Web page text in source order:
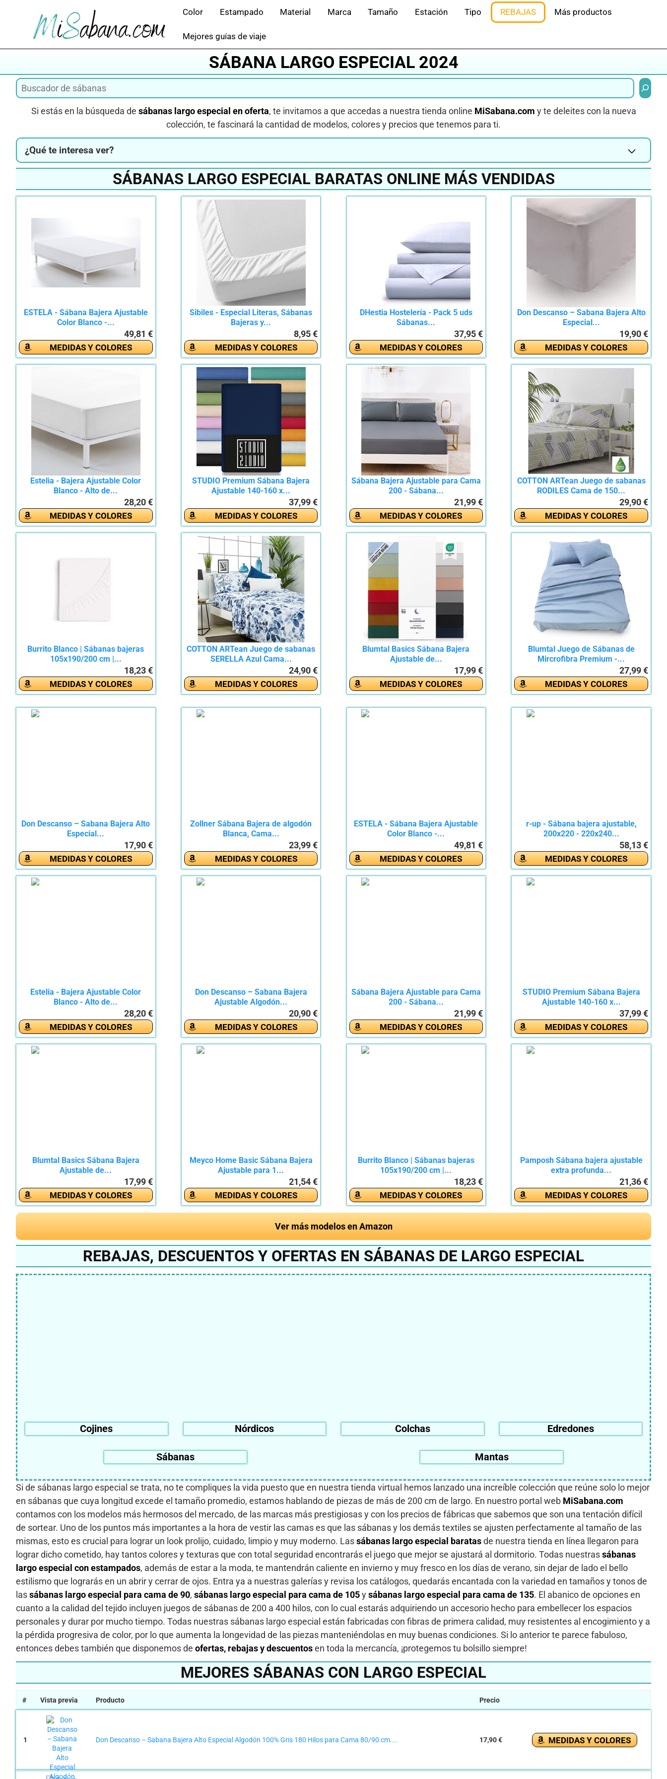
Color Estampado Material Marca Tamaño Estación Tipo REBAJAS Más productos
Mejores guías de viaje
SÁBANA LARGO ESPECIAL 2024
Buscar
Si estás en la búsqueda de sábanas largo especial en oferta, te invitamos a que accedas a nuestra tienda online MiSabana.com y te deleites con la nueva
colección, te fascinará la cantidad de modelos, colores y precios que tenemos para ti.
¿Qué te interesa ver?
SÁBANAS LARGO ESPECIAL BARATAS ONLINE MÁS VENDIDAS
ESTELA - Sábana Bajera Ajustable
Color Blanco -...
49,81 €
MEDIDAS Y COLORES
Sibiles - Especial Literas, Sábanas
Bajeras y...
8,95 €
MEDIDAS Y COLORES
DHestia Hostelería - Pack 5 uds
Sábanas...
37,95 €
MEDIDAS Y COLORES
Don Descanso – Sabana Bajera Alto
Especial...
19,90 €
MEDIDAS Y COLORES
Estelia - Bajera Ajustable Color
Blanco - Alto de...
28,20 €
MEDIDAS Y COLORES
STUDIO Premium Sábana Bajera
Ajustable 140-160 x...
37,99 €
MEDIDAS Y COLORES
Sábana Bajera Ajustable para Cama
200 - Sábana...
21,99 €
MEDIDAS Y COLORES
COTTON ARTean Juego de sabanas
RODILES Cama de 150...
29,90 €
MEDIDAS Y COLORES
Burrito Blanco | Sábanas bajeras
105x190/200 cm |...
18,23 €
MEDIDAS Y COLORES
COTTON ARTean Juego de sabanas
SERELLA Azul Cama...
24,90 €
MEDIDAS Y COLORES
Blumtal Basics Sábana Bajera
Ajustable de...
17,99 €
MEDIDAS Y COLORES
Blumtal Juego de Sábanas de
Mircrofibra Premium -...
27,99 €
MEDIDAS Y COLORES
Don Descanso – Sabana Bajera Alto
Especial...
17,90 €
MEDIDAS Y COLORES
Zollner Sábana Bajera de algodón
Blanca, Cama...
23,99 €
MEDIDAS Y COLORES
ESTELA - Sábana Bajera Ajustable
Color Blanco -...
49,81 €
MEDIDAS Y COLORES
r-up - Sábana bajera ajustable,
200x220 - 220x240...
58,13 €
MEDIDAS Y COLORES
Estelia - Bajera Ajustable Color
Blanco - Alto de...
28,20 €
MEDIDAS Y COLORES
Don Descanso – Sabana Bajera
Ajustable Algodón...
20,90 €
MEDIDAS Y COLORES
Sábana Bajera Ajustable para Cama
200 - Sábana...
21,99 €
MEDIDAS Y COLORES
STUDIO Premium Sábana Bajera
Ajustable 140-160 x...
37,99 €
MEDIDAS Y COLORES
Blumtal Basics Sábana Bajera
Ajustable de...
17,99 €
MEDIDAS Y COLORES
Meyco Home Basic Sábana Bajera
Ajustable para 1...
21,54 €
MEDIDAS Y COLORES
Burrito Blanco | Sábanas bajeras
105x190/200 cm |...
18,23 €
MEDIDAS Y COLORES
Pamposh Sábana bajera ajustable
extra profunda...
21,36 €
MEDIDAS Y COLORES
Ver más modelos en Amazon
REBAJAS, DESCUENTOS Y OFERTAS EN SÁBANAS DE LARGO ESPECIAL
Cojines Nórdicos Colchas Edredones
Sábanas Mantas
Si de sábanas largo especial se trata, no te compliques la vida puesto que en nuestra tienda virtual hemos lanzado una increíble colección que reúne solo lo mejor
en sábanas que cuya longitud excede el tamaño promedio, estamos hablando de piezas de más de 200 cm de largo. En nuestro portal web MiSabana.com
contamos con los modelos más hermosos del mercado, de las marcas más prestigiosas y con los precios de fábricas que sabemos que son una tentación difícil
de sortear. Uno de los puntos más importantes a la hora de vestir las camas es que las sábanas y los demás textiles se ajusten perfectamente al tamaño de las
mismas, esto es crucial para lograr un look prolijo, cuidado, limpio y muy moderno. Lassábanas largo especial baratasde nuestra tienda en línea llegaron para
lograr dicho cometido, hay tantos colores y texturas que con total seguridad encontrarás el juego que mejor se ajustará al dormitorio. Todas nuestrassábanas
largo especial con estampados, además de estar a la moda, te mantendrán caliente en invierno y muy fresco en los días de verano, sin dejar de lado el bello
estilismo que lograrás en un abrir y cerrar de ojos. Entra ya a nuestras galerías y revisa los catálogos, quedarás encantada con la variedad en tamaños y tonos de
lassábanas largo especial para cama de 90, sábanas largo especial para cama de 105ysábanas largo especial para cama de 135. El abanico de opciones en
cuanto a la calidad del tejido incluyen juegos de sábanas de 200 a 400 hilos, con lo cual estarás adquiriendo un accesorio hecho para embellecer los espacios
personales y durar por mucho tiempo. Todas nuestras sábanas largo especial están fabricadas con fibras de primera calidad, muy resistentes al encogimiento y a
la pérdida progresiva de color, por lo que aumenta la longevidad de las piezas manteniéndolas en muy buenas condiciones. Si lo anterior te parece fabuloso,
entonces debes también que disponemos de ofertas, rebajas y descuentosen toda la mercancía, ¡protegemos tu bolsillo siempre!
MEJORES SÁBANAS CON LARGO ESPECIAL
# Vista previa Producto Precio
1 Don Descanso – Sabana Bajera Alto Especial Algodón 100% Gris 180 Hilos para Cama 80/90 cm.... 17,90 € MEDIDAS Y COLORES